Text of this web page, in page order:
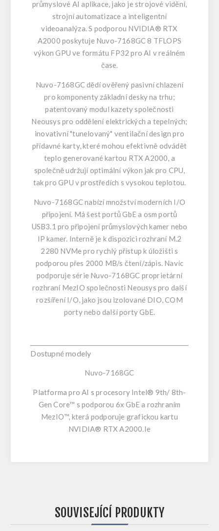
průmyslové AI aplikace, jako je strojové vidění,
strojní automatizace a inteligentní
videoanalýza. S podporou NVIDIA® RTX
A2000 poskytuje Nuvo-7168GC 8 TFLOPS
výkon GPU ve formátu FP32 pro AI v reálném
čase.
Nuvo-7168GC dědí ověřený pasivní chlazení
pro komponenty základní desky na trhu;
patentovaný modul kazety společnosti
Neousys pro oddělení elektrických a tepelných;
inovativní "tunelovaný" ventilační design pro
přídavné karty, které mohou efektivně odvádět
teplo generované kartou RTX A2000, a
společně udržují optimální výkon jak pro CPU,
tak pro GPU v prostředích s vysokou teplotou.
Nuvo-7168GC nabízí množství moderních I/O
připojení. Má šest portů GbE a osm portů
USB3.1 pro připojení průmyslových kamer nebo
IP kamer. Interně je k dispozici rozhraní M.2
2280 NVMe pro rychlý přístup k úložišti s
podporou přes 2000 MB/s čtení/zápis. Navíc
podporuje série Nuvo-7168GC proprietární
rozhraní MezIO společnosti Neousys pro další
rozšíření I/O, jako jsou izolované DIO, COM
porty nebo další porty GbE.
Dostupné modely
Nuvo-7168GC
Platforma pro AI s procesory Intel® 9th/ 8th-
Gen Core™ s podporou 6x GbE a rozhraním
MezIO™, která podporuje grafickou kartu
NVIDIA® RTX A2000.Ie
SOUVISEJÍCÍ PRODUKTY